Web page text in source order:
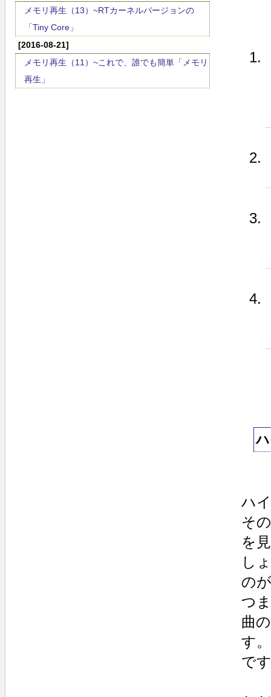
メモリ再生（13）~RTカーネルバージョンの
「Tiny Core」
[2016-08-21]
メモリ再生（11）~これで、誰でも簡単「メモリ
再生」
ハ
そ
を
し
の
つ
曲
す
で